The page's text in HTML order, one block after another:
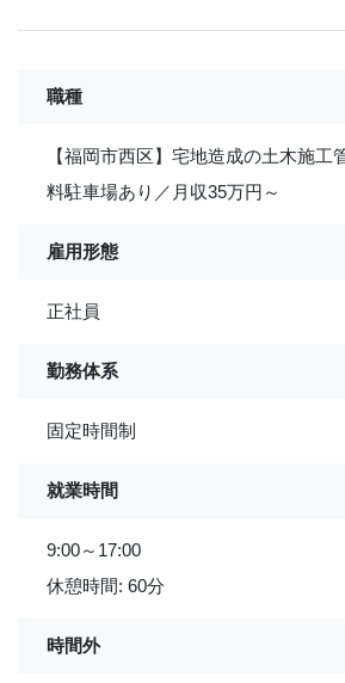
職種
【福岡市西区】宅地造成の土木施
料駐車場あり／月収35万円～
雇用形態
正社員
勤務体系
固定時間制
就業時間
9:00～17:00
休憩時間: 60分
時間外